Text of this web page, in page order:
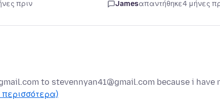
πριν Jamesαπαντήθηκε4 μήνες
to stevennyan41@gmail.com because i have
περισσότερα)